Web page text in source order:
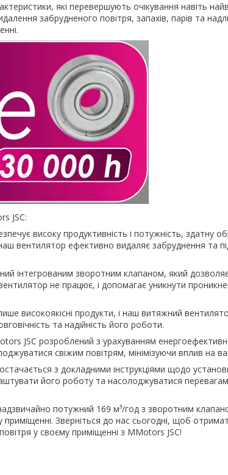
які перевершують очікування навіть
забрудненого повітря, запахів, парів та
JSC:
високу продуктивність і потужність, здатну
вентилятор ефективно видаляє забруднення та
інтегрованим зворотним клапаном, який
не працює, і допомагає уникнути
високоякісні продукти, і наш витяжний
та надійність його роботи.
JSC розроблений з урахуванням
свіжим повітрям, мінімізуючи вплив на
з докладними інструкціями щодо
його роботу та насолоджуватися
потужний 169 м³/год з зворотним
Зверніться до нас сьогодні, щоб
у своєму приміщенні з MMotors JSC!